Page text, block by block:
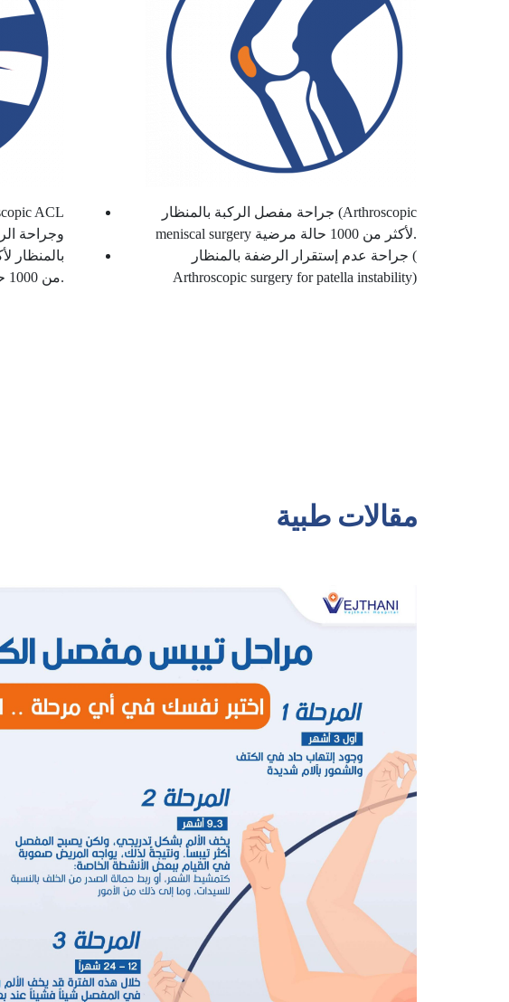
من 1000 حالة.
جراحة مفصل الركبة بالمنظار (Arthroscopic
meniscal surgery لأكثر من 1000 حالة مرضية.
جراحة عدم إستقرار الرضفة بالمنظار (
Arthroscopic surgery for patella instability)
مقالات طبية